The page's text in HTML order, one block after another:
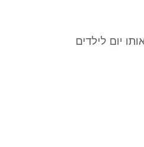
תהיה הזדמנות באותו יום לילדים